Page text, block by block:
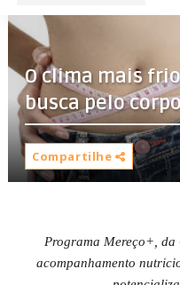
O clima mais
busca pelo
Compartilhe
Programa Mereço+,
acompanhamento